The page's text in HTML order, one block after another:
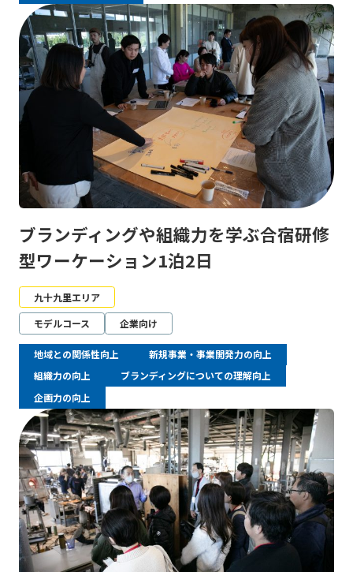
ブランディングや組織力を学ぶ合宿研修
型ワーケーション1泊2日
九十九里エリア
モデルコース
企業向け
地域との関係性向上
新規事業・事業開発力の向上
組織力の向上
ブランディングについての理解向上
企画力の向上